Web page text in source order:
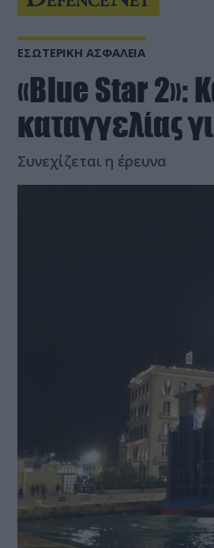
ΕΣΩΤΕΡΙΚΗ ΑΣΦΑΛΕΙΑ
«Blue Star 2»:
καταγγελίας
Συνεχίζεται η έρευνα